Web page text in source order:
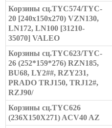
Корзины сц.TYC574/TYC-
20 [240x150x270) VZN130,
LN172, LN100 [31210-
35070] VALEO
Корзины сц.TYC623/TYC-
26 (252*159*276) RZN185,
BU68, LY2##, RZY231,
PRADO TRJ150, TRJ12#,
RZJ90/
Корзины сц.TYC626
(236X150X271) ACV40 AZ